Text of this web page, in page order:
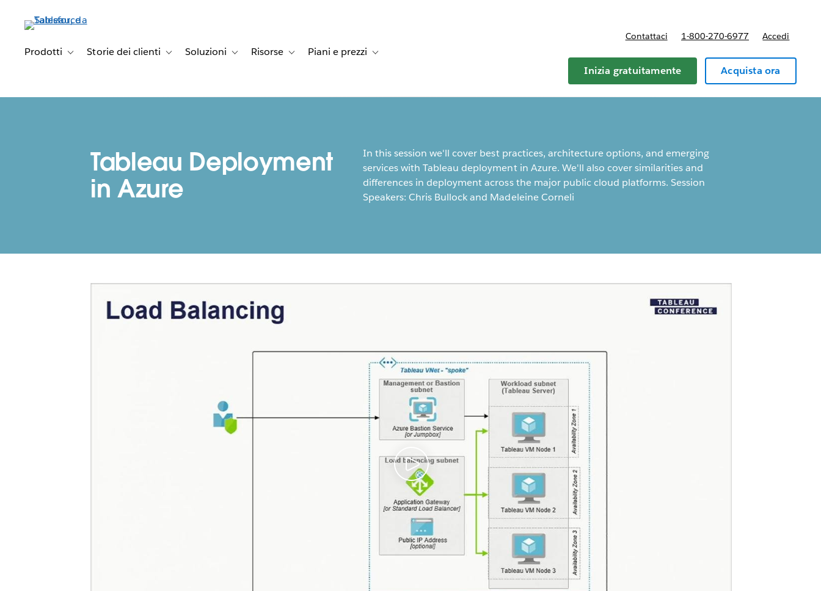
principale
Prodotti Toggle sub-navigation for Prodotti
Storie dei clienti Toggle sub-navigation for Storie dei clienti
Soluzioni Toggle sub-navigation for Soluzioni
Risorse Toggle sub-navigation for Risorse
Piani e prezzi Toggle sub-navigation for Piani e prezzi
Contattaci 1-800-270-6977 Accedi
Inizia gratuitamente Acquista ora
Tableau Deployment
in Azure
In this session we'll cover best practices, architecture options, and emerging
services with Tableau deployment in Azure. We'll also cover similarities and
differences in deployment across the major public cloud platforms. Session
Speakers: Chris Bullock and Madeleine Corneli